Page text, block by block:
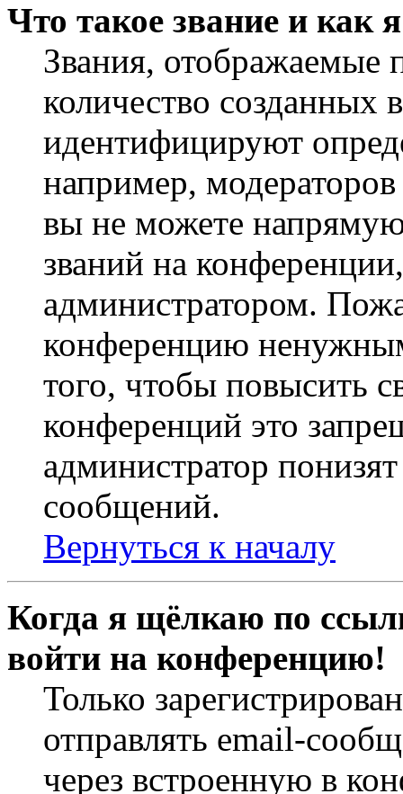
Что такое звание и как
Звания,
количество
идентифицируют
например,
вы не можете
званий на
администратором.
конференцию
того, чтобы повысить
конференций это
администратор
сообщений.
Вернуться к началу
Когда я щёлкаю по
войти на конференцию!
Только
отправлять email-
через встроенную в